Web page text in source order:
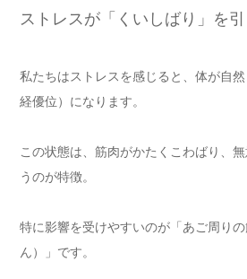
ストレスが「くいしばり」を
私たちはストレスを感じると、体が自
経優位）になります。
この状態は、筋肉がかたくこわばり、
うのが特徴。
特に影響を受けやすいのが「あご周り
ん）」です。